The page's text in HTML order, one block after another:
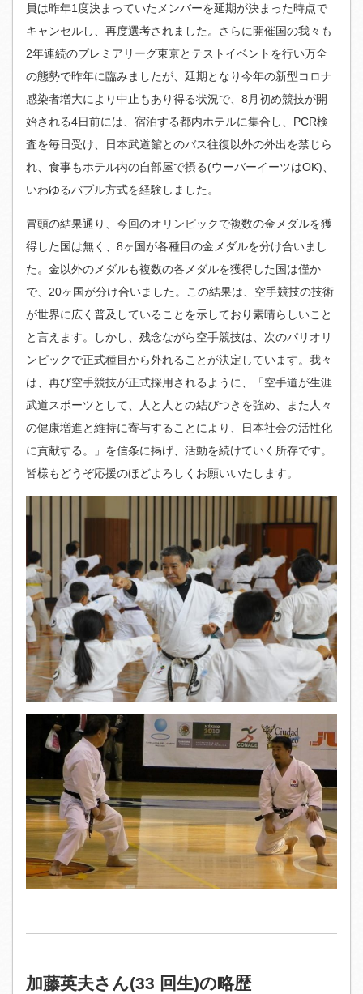
員は昨年1度決まっていたメンバーを延期が決まった時点で
キャンセルし、再度選考されました。さらに開催国の我々も
2年連続のプレミアリーグ東京とテストイベントを行い万全
の態勢で昨年に臨みましたが、延期となり今年の新型コロナ
感染者増大により中止もあり得る状況で、8月初め競技が開
始される4日前には、宿泊する都内ホテルに集合し、PCR検
査を毎日受け、日本武道館とのバス往復以外の外出を禁じら
れ、食事もホテル内の自部屋で摂る(ウーバーイーツはOK)、
いわゆるバブル方式を経験しました。
冒頭の結果通り、今回のオリンピックで複数の金メダルを獲
得した国は無く、8ヶ国が各種目の金メダルを分け合いまし
た。金以外のメダルも複数の各メダルを獲得した国は僅か
で、20ヶ国が分け合いました。この結果は、空手競技の技術
が世界に広く普及していることを示しており素晴らしいこと
と言えます。しかし、残念ながら空手競技は、次のパリオリ
ンピックで正式種目から外れることが決定しています。我々
は、再び空手競技が正式採用されるように、「空手道が生涯
武道スポーツとして、人と人との結びつきを強め、また人々
の健康増進と維持に寄与することにより、日本社会の活性化
に貢献する。」を信条に掲げ、活動を続けていく所存です。
皆様もどうぞ応援のほどよろしくお願いいたします。
加藤英夫さん(33 回生)の略歴